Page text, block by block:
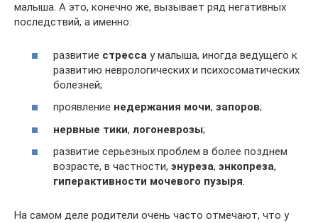
малыша. А это, конечно же, вызывает ряд негативных
последствий, а именно:
развитие стресса у малыша, иногда ведущего к
развитию неврологических и психосоматических
болезней;
проявление недержания мочи, запоров;
нервные тики, логоневрозы;
развитие серьезных проблем в более позднем
возрасте, в частности, энуреза, энкопреза,
гиперактивности мочевого пузыря.
На самом деле родители очень часто отмечают, что у